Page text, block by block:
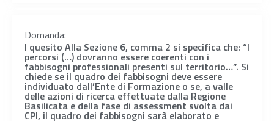
Domanda:
I quesito Alla Sezione 6, comma 2 si specifica che: “I
percorsi (…) dovranno essere coerenti con i
fabbisogni professionali presenti sul territorio…”. Si
chiede se il quadro dei fabbisogni deve essere
individuato dall’Ente di Formazione o se, a valle
delle azioni di ricerca effettuate dalla Regione
Basilicata e della fase di assessment svolta dai
CPI, il quadro dei fabbisogni sarà elaborato e